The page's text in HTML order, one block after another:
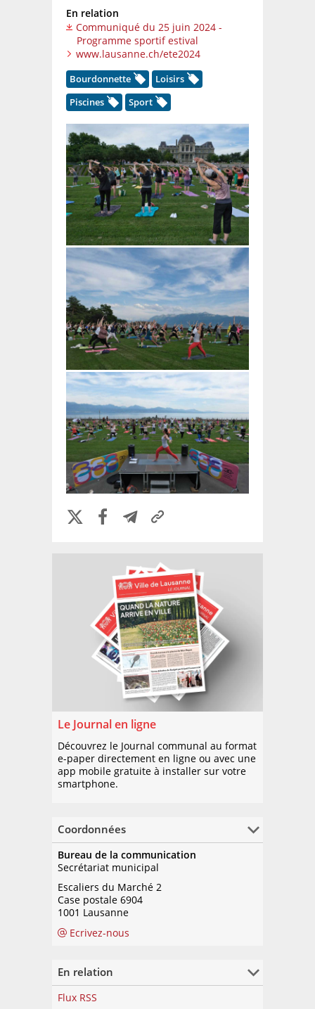
En relation
Communiqué du 25 juin 2024 -
Programme sportif estival
www.lausanne.ch/ete2024
Bourdonnette
Loisirs
Piscines
Sport
Le Journal en ligne
Découvrez le Journal communal au format
e-paper directement en ligne ou avec une
app mobile gratuite à installer sur votre
smartphone.
Coordonnées
Bureau de la communication
Secrétariat municipal
Escaliers du Marché 2
Case postale 6904
1001 Lausanne
Ecrivez-nous
En relation
Flux RSS